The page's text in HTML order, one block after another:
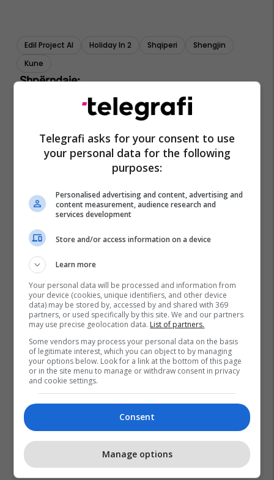
Edil Project Al Holiday In 2 Shqiperi
Shengjin
Kune
Telegrafi asks for your consent to use
your personal data for the following
purposes:
Personalised advertising and content, advertising and
content measurement, audience research and
services development
Store and/or access information on a device
Learn more
Your personal data will be processed and information from
your device (cookies, unique identifiers, and other device
data) may be stored by, accessed by and shared with 369
partners, or used specifically by this site. We and our partners
may use precise geolocation data. List of partners.
Some vendors may process your personal data on the basis
of legitimate interest, which you can object to by managing
your options below. Look for a link at the bottom of this page
or in the site menu to manage or withdraw consent in privacy
and cookie settings.
Consent
Manage options